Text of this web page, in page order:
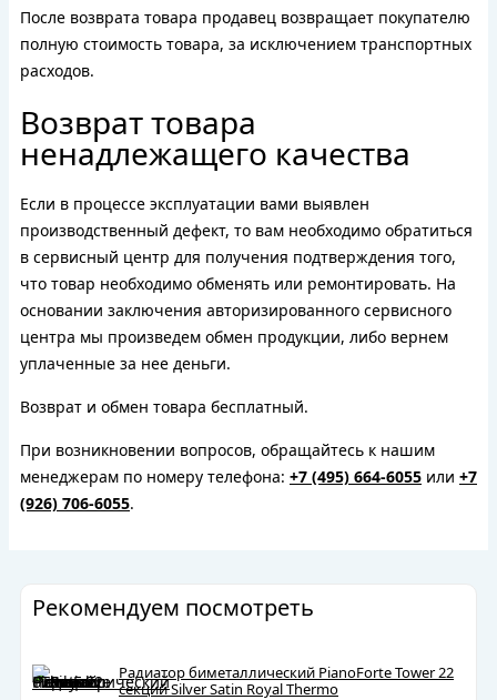
После возврата товара продавец возвращает покупателю
полную стоимость товара, за исключением транспортных
расходов.
Возврат товара
ненадлежащего качества
Если в процессе эксплуатации вами выявлен
производственный дефект, то вам необходимо обратиться
в сервисный центр для получения подтверждения того,
что товар необходимо обменять или ремонтировать. На
основании заключения авторизированного сервисного
центра мы произведем обмен продукции, либо вернем
уплаченные за нее деньги.
Возврат и обмен товара бесплатный.
При возникновении вопросов, обращайтесь к нашим
менеджерам по номеру телефона: +7 (495) 664-6055 или +7
(926) 706-6055.
Рекомендуем посмотреть
Радиатор биметаллический PianoForte Tower 22
секций Silver Satin Royal Thermo